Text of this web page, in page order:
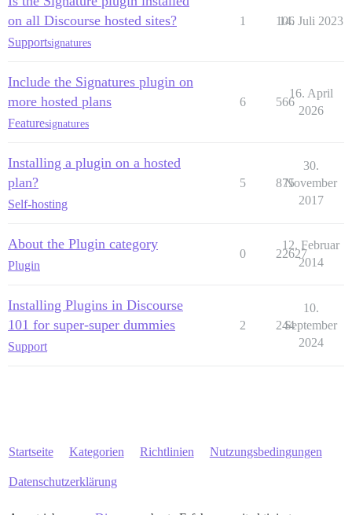
on all Discourse hosted sites?
Supportsignatures
1 106
14. Juli 2023
Include the Signatures plugin on
more hosted plans
Featuresignatures
6 566
16. April
2026
Installing a plugin on a hosted
plan?
Self-hosting
5 875
30.
November
2017
About the Plugin category
Plugin
0 22627
12. Februar
2014
Installing Plugins in Discourse
101 for super-super dummies
Support
2 244
10.
September
2024
Startseite Kategorien Richtlinien Nutzungsbedingungen
Datenschutzerklärung